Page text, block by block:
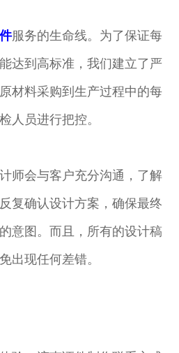
服务的生命线。为了保证每
达到高标准，我们建立了严
材料采购到生产过程中的每
人员进行把控。
师会与客户充分沟通，了解
复确认设计方案，确保最终
意图。而且，所有的设计稿
出现任何差错。